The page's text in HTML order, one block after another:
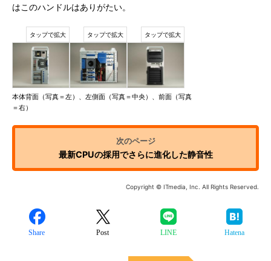
はこのハンドルはありがたい。
本体背面（写真＝左）、左側面（写真＝中央）、前面（写真
＝右）
最新CPUの採用でさらに進化した静音性
Copyright © ITmedia, Inc. All Rights Reserved.
Share Post LINE Hatena